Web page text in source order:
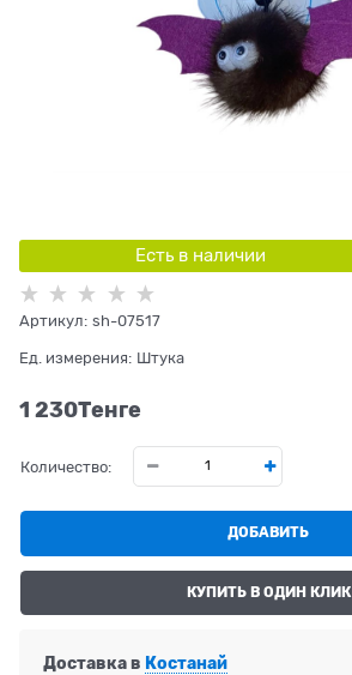
Есть в наличии
Артикул: sh-07517
Ед. измерения: Штука
1 230Tенге
Количество:
ДОБАВИТЬ
КУПИТЬ В ОДИН КЛИК
Доставка в Костанай